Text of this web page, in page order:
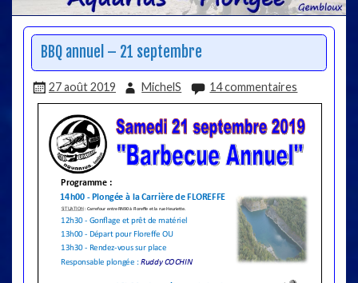
BBQ annuel – 21 septembre
27 août 2019 MichelS 14 commentaires